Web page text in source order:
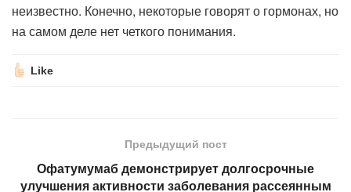
неизвестно. Конечно, некоторые говорят о гормонах, но
на самом деле нет четкого понимания.
Like
Предыдущий пост
Офатумумаб демонстрирует долгосрочные
улучшения активности заболевания рассеянным